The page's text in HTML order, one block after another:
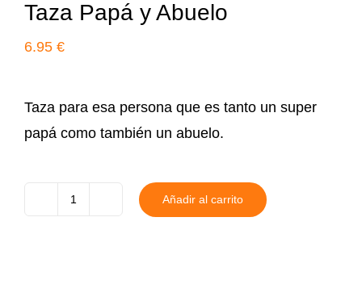
Taza Papá y Abuelo
6.95 €
Taza para esa persona que es tanto un super
papá como también un abuelo.
Añadir al carrito